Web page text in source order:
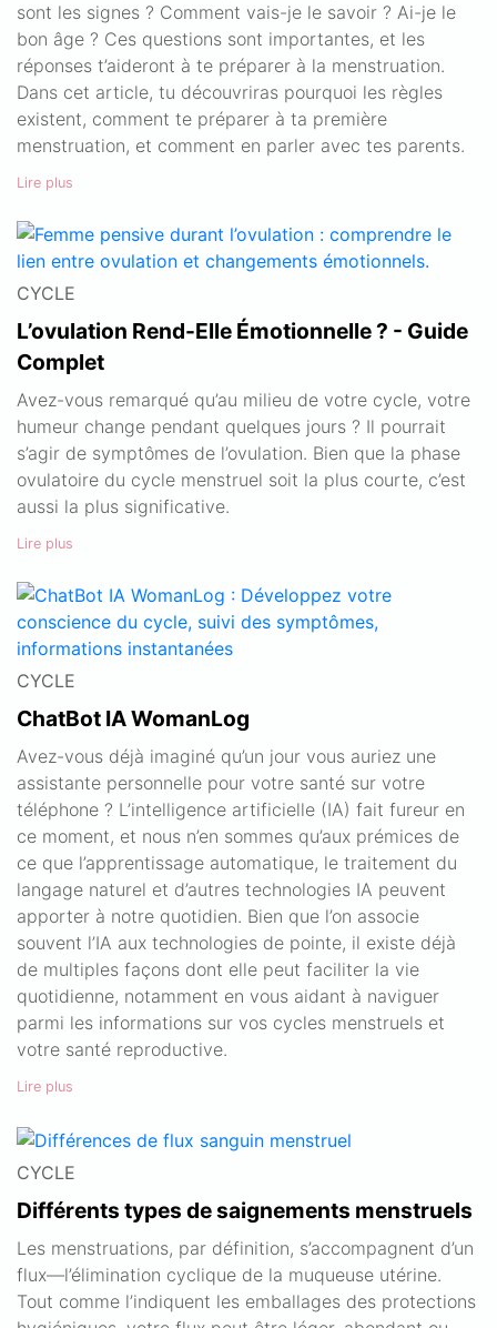
sont les signes ? Comment vais-je le savoir ? Ai-je le
bon âge ? Ces questions sont importantes, et les
réponses t’aideront à te préparer à la menstruation.
Dans cet article, tu découvriras pourquoi les règles
existent, comment te préparer à ta première
menstruation, et comment en parler avec tes parents.
Lire plus
CYCLE
L’ovulation Rend-Elle Émotionnelle ? - Guide
Complet
Avez-vous remarqué qu’au milieu de votre cycle, votre
humeur change pendant quelques jours ? Il pourrait
s’agir de symptômes de l’ovulation. Bien que la phase
ovulatoire du cycle menstruel soit la plus courte, c’est
aussi la plus significative.
Lire plus
CYCLE
ChatBot IA WomanLog
Avez-vous déjà imaginé qu’un jour vous auriez une
assistante personnelle pour votre santé sur votre
téléphone ? L’intelligence artificielle (IA) fait fureur en
ce moment, et nous n’en sommes qu’aux prémices de
ce que l’apprentissage automatique, le traitement du
langage naturel et d’autres technologies IA peuvent
apporter à notre quotidien. Bien que l’on associe
souvent l’IA aux technologies de pointe, il existe déjà
de multiples façons dont elle peut faciliter la vie
quotidienne, notamment en vous aidant à naviguer
parmi les informations sur vos cycles menstruels et
votre santé reproductive.
Lire plus
CYCLE
Différents types de saignements menstruels
Les menstruations, par définition, s’accompagnent d’un
flux—l’élimination cyclique de la muqueuse utérine.
Tout comme l’indiquent les emballages des protections